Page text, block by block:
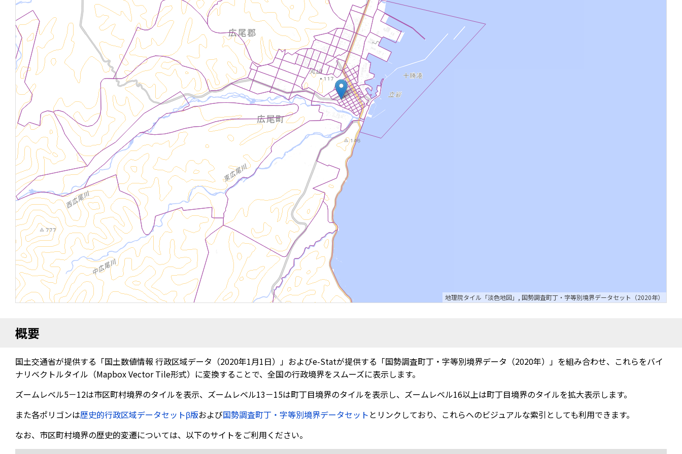
地理院タイル「淡色地図」 , 国勢調査町丁・字等別境界データセット（2020年）
概要
国土交通省が提供する「国土数値情報 行政区域データ（2020年1月1日）」およびe-Statが提供する「国勢調査町丁・字等別境界データ（2020年）」を組み合わせ、これらをバイ
ナリベクトルタイル（Mapbox Vector Tile形式）に変換することで、全国の行政境界をスムーズに表示します。
ズームレベル5－12は市区町村境界のタイルを表示、ズームレベル13－15は町丁目境界のタイルを表示し、ズームレベル16以上は町丁目境界のタイルを拡大表示します。
また各ポリゴンは歴史的行政区域データセットβ版および国勢調査町丁・字等別境界データセット とリンクしており、これらへのビジュアルな索引としても利用できます。
なお、市区町村境界の歴史的変遷については、以下のサイトをご利用ください。